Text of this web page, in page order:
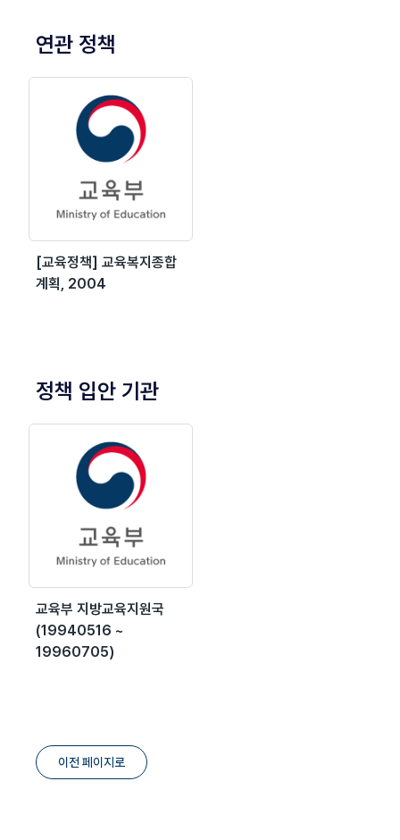
연관 정책
[교육정책] 교육복지종합
계획, 2004
정책 입안 기관
교육부 지방교육지원국
(19940516 ~
19960705)
이전 페이지로